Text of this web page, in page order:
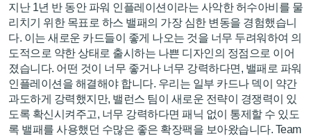
지난 1년 반 동안 파워 인플레이션이라는 사악한 허수아비를 물
리치기 위한 목표로 하스 밸패의 가장 심한 변동을 경험했습니
다. 이는 새로운 카드들이 좋게 나오는 것을 너무 두려워하여 의
도적으로 약한 상태로 출시하는 나쁜 디자인의 정점으로 이어
졌습니다. 어떤 것이 너무 좋거나 너무 강력하다면, 밸패로 파워
인플레이션을 해결해야 합니다. 우리는 일부 카드나 덱이 약간
과도하게 강력했지만, 밸런스 팀이 새로운 전략이 경쟁력이 있
도록 확신시켜주고, 너무 강력하다면 패닉 없이 통제할 수 있도
록 밸패를 사용했던 수많은 좋은 확장팩을 보아왔습니다. Team